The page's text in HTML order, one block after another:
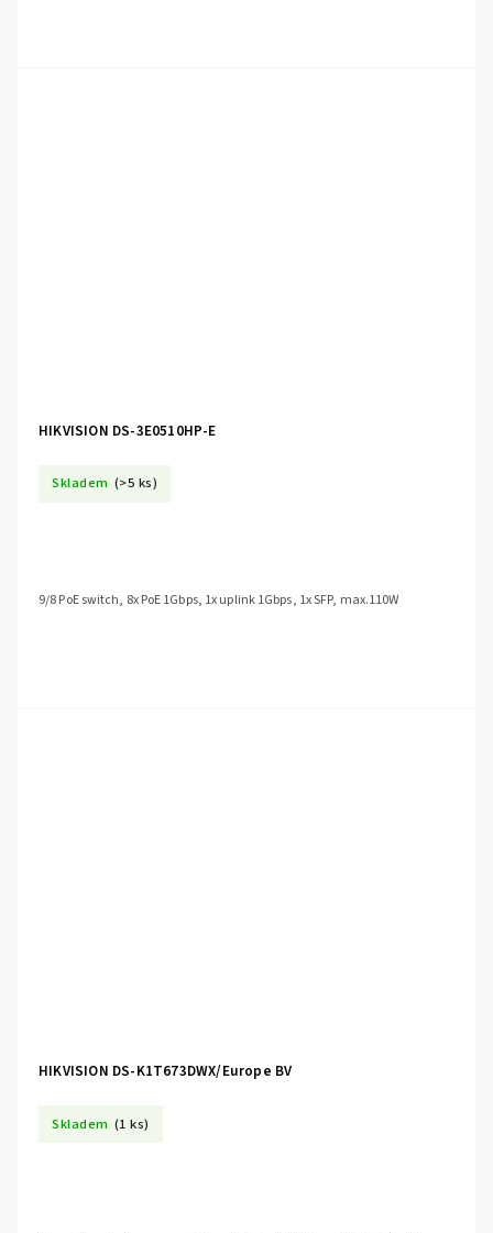
HIKVISION DS-3E0510HP-E
Skladem (>5 ks)
9/8 PoE switch, 8x PoE 1Gbps, 1x uplink 1Gbps, 1x SFP, max.110W
HIKVISION DS-K1T673DWX/Europe BV
Skladem (1 ks)